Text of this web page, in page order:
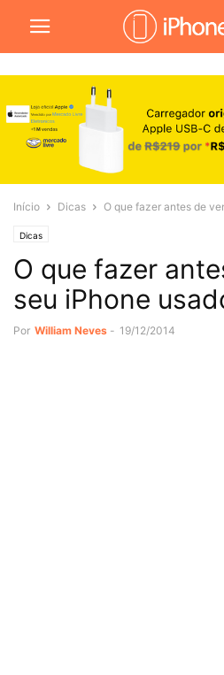
Início Dicas O que fazer antes de
Dicas
O que fazer
seu iPhone
Por William Neves - 19/12/2014